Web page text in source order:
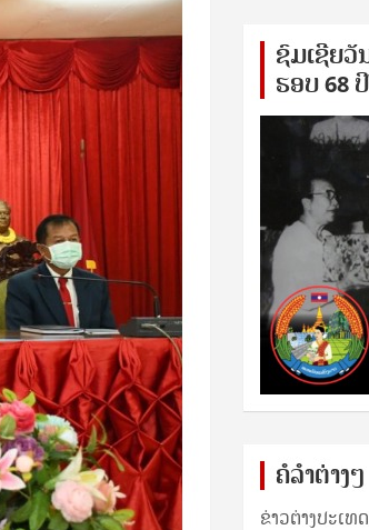
ຊົ​ມ​ເຊີຍ​ວັ
ຮອບ 68 ປິ
ຄໍລຳຕ່າງໆ
ຂ່າວຕ່າງປະເທດ